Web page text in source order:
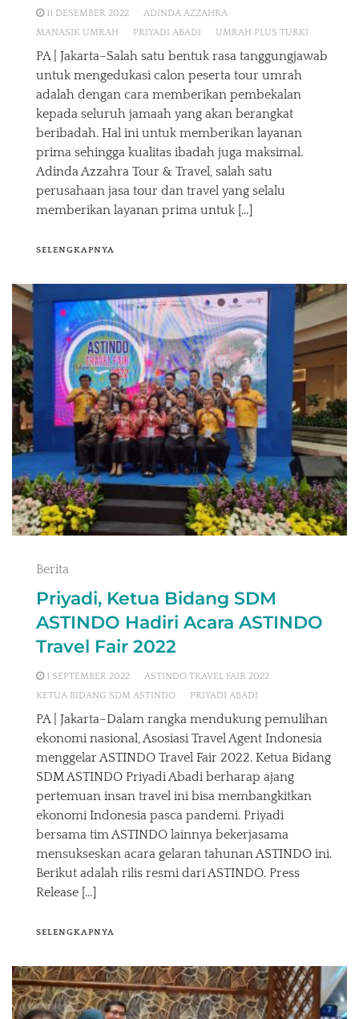
11 DESEMBER 2022
ADINDA AZZAHRA
MANASIK UMRAH
PRIYADI ABADI UMRAH PLUS TURKI
PA | Jakarta–Salah satu bentuk rasa tanggungjawab
untuk mengedukasi calon peserta tour umrah
adalah dengan cara memberikan pembekalan
kepada seluruh jamaah yang akan berangkat
beribadah. Hal ini untuk memberikan layanan
prima sehingga kualitas ibadah juga maksimal.
Adinda Azzahra Tour & Travel, salah satu
perusahaan jasa tour dan travel yang selalu
memberikan layanan prima untuk […]
SELENGKAPNYA
Berita
Priyadi, Ketua Bidang SDM
ASTINDO Hadiri Acara ASTINDO
Travel Fair 2022
1 SEPTEMBER 2022
ASTINDO TRAVEL FAIR 2022
KETUA BIDANG SDM ASTINDO
PRIYADI ABADI
PA | Jakarta–Dalam rangka mendukung pemulihan
ekonomi nasional, Asosiasi Travel Agent Indonesia
menggelar ASTINDO Travel Fair 2022. Ketua Bidang
SDM ASTINDO Priyadi Abadi berharap ajang
pertemuan insan travel ini bisa membangkitkan
ekonomi Indonesia pasca pandemi. Priyadi
bersama tim ASTINDO lainnya bekerjasama
mensukseskan acara gelaran tahunan ASTINDO ini.
Berikut adalah rilis resmi dari ASTINDO. Press
Release […]
SELENGKAPNYA